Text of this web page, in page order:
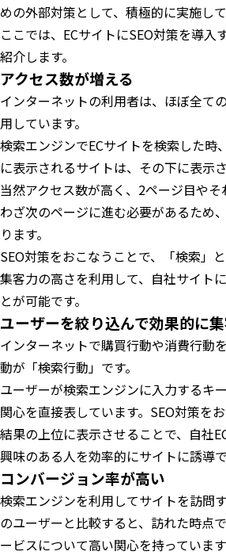
めの外部対策として、積極的に実施し
ここでは、ECサイトにSEO対策を導入
紹介します。
アクセス数が増える
インターネットの利用者は、ほぼ全て
用しています。
検索エンジンでECサイトを検索した時
に表示されるサイトは、その下に表示
当然アクセス数が高く、2ページ目や
わざ次のページに進む必要があるため
ります。
SEO対策をおこなうことで、「検索」
集客力の高さを利用して、自社サイト
とが可能です。
ユーザーを絞り込んで効果的に
インターネットで購買行動や消費行動
動が「検索行動」です。
ユーザーが検索エンジンに入力するキ
関心を直接表しています。SEO対策を
結果の上位に表示させることで、自社
興味のある人を効率的にサイトに誘導で
コンバージョン率が高い
検索エンジンを利用してサイトを訪問
のユーザーと比較すると、訪れた時点
ービスについて高い関心を持っていま